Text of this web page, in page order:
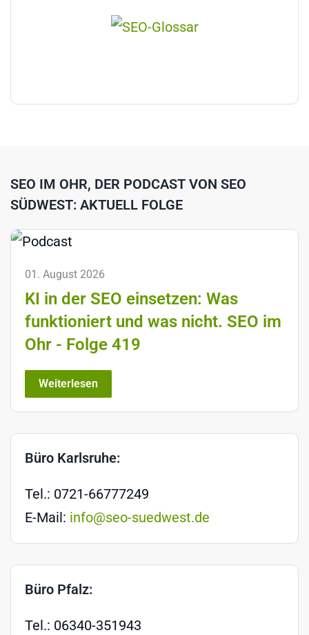
SEO IM OHR, DER PODCAST VON SEO
SÜDWEST: AKTUELL FOLGE
01. August 2026
KI in der SEO einsetzen: Was
funktioniert und was nicht. SEO im
Ohr - Folge 419
Weiterlesen
Büro Karlsruhe:
Tel.: 0721-66777249
E-Mail: info@seo-suedwest.de
Büro Pfalz:
Tel.: 06340-351943